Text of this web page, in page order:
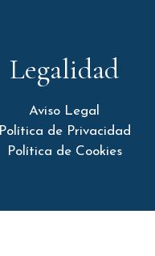
Legalidad
Aviso Legal
Política de Privacidad
Política de Cookies